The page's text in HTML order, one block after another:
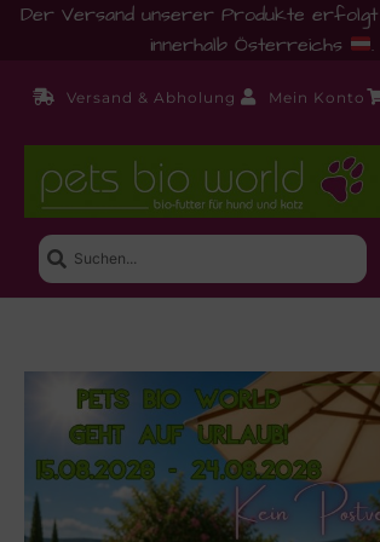
Der Versand unserer Produkte erfolgt
innerhalb Österreichs
.
Versand & Abholung Mein Konto
Neue Produkte
Shop
Ernährungsberatung!
Startseite